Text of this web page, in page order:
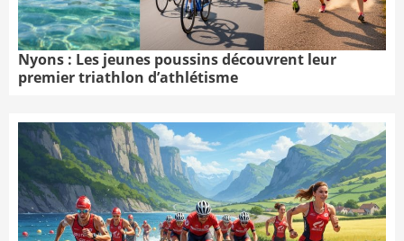
Nyons : Les jeunes poussins découvrent leur
premier triathlon d’athlétisme